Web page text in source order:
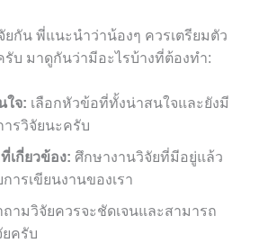
ยกัน พี่แนะนำว่าน้องๆ ควรเตรียมตัว
บ มาดูกันว่ามีอะไรบ้างที่ต้องทำ:
ใจ: เลือกหัวข้อที่ทั้งน่าสนใจและยังมี
รวิจัยนะครับ
เกี่ยวข้อง: ศึกษางานวิจัยที่มีอยู่แล้ว
ารเขียนงานของเรา
ถามวิจัยควรจะชัดเจนและสามารถ
ยครับ